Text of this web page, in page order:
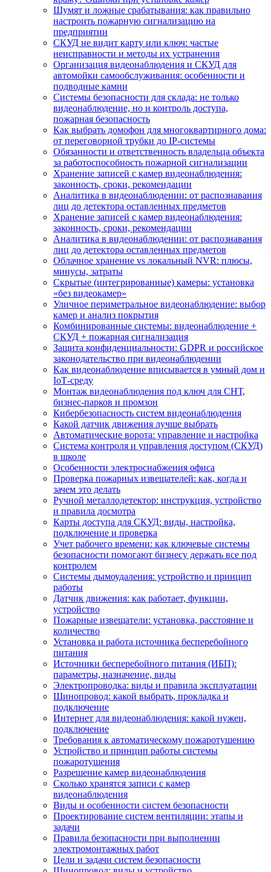
Шумят и ложные срабатывания: как правильно
настроить пожарную сигнализацию на
предприятии
СКУД не видит карту или ключ: частые
неисправности и методы их устранения
Организация видеонаблюдения и СКУД для
автомойки самообслуживания: особенности и
подводные камни
Системы безопасности для склада: не только
видеонаблюдение, но и контроль доступа,
пожарная безопасность
Как выбрать домофон для многоквартирного дома:
от переговорной трубки до IP-системы
Обязанности и ответственность владельца объекта
за работоспособность пожарной сигнализации
Хранение записей с камер видеонаблюдения:
законность, сроки, рекомендации
Аналитика в видеонаблюдении: от распознавания
лиц до детектора оставленных предметов
Хранение записей с камер видеонаблюдения:
законность, сроки, рекомендации
Аналитика в видеонаблюдении: от распознавания
лиц до детектора оставленных предметов
Облачное хранение vs локальный NVR: плюсы,
минусы, затраты
Скрытые (интегрированные) камеры: установка
«без видеокамер»
Уличное периметральное видеонаблюдение: выбор
камер и анализ покрытия
Комбинированные системы: видеонаблюдение +
СКУД + пожарная сигнализация
Защита конфиденциальности: GDPR и российское
законодательство при видеонаблюдении
Как видеонаблюдение вписывается в умный дом и
IoT‑среду
Монтаж видеонаблюдения под ключ для СНТ,
бизнес‑парков и промзон
Кибербезопасность систем видеонаблюдения
Какой датчик движения лучше выбрать
Автоматические ворота: управление и настройка
Система контроля и управления доступом (СКУД)
в школе
Особенности электроснабжения офиса
Проверка пожарных извещателей: как, когда и
зачем это делать
Ручной металлодетектор: инструкция, устройство
и правила досмотра
Карты доступа для СКУД: виды, настройка,
подключение и проверка
Учет рабочего времени: как ключевые системы
безопасности помогают бизнесу держать все под
контролем
Системы дымоудаления: устройство и принцип
работы
Датчик движения: как работает, функции,
устройство
Пожарные извещатели: установка, расстояние и
количество
Установка и работа источника бесперебойного
питания
Источники бесперебойного питания (ИБП):
параметры, назначение, виды
Электропроводка: виды и правила эксплуатации
Шинопровод: какой выбрать, прокладка и
подключение
Интернет для видеонаблюдения: какой нужен,
подключение
Требования к автоматическому пожаротушению
Устройство и принцип работы системы
пожаротушения
Разрешение камер видеонаблюдения
Сколько хранятся записи с камер
видеонаблюдения
Виды и особенности систем безопасности
Проектирование систем вентиляции: этапы и
задачи
Правила безопасности при выполнении
электромонтажных работ
Цели и задачи систем безопасности